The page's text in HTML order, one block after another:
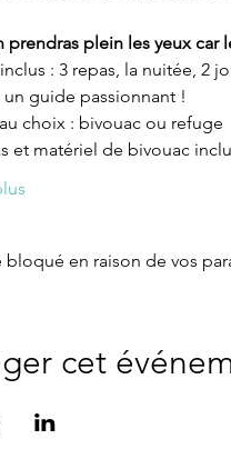
prendras plein les yeux car
: 3 repas, la nuitée, 2
un guide passionnant !
choix : bivouac ou refuge
et matériel de bivouac
en raison de vos
cet